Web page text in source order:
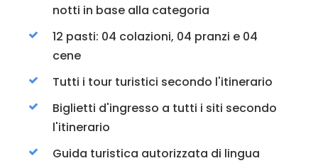
notti in base alla categoria
12 pasti: 04 colazioni, 04 pranzi e 04
cene
Tutti i tour turistici secondo l'itinerario
Biglietti d'ingresso a tutti i siti secondo
l'itinerario
Guida turistica autorizzata di lingua